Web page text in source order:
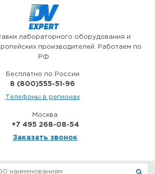
лабораторного оборудования и
производителей. Работаем по
РФ
Бесплатно по России
8 (800)555-51-96
Телефоны в регионах
Москва
+7 495 268-08-54
Заказать звонок